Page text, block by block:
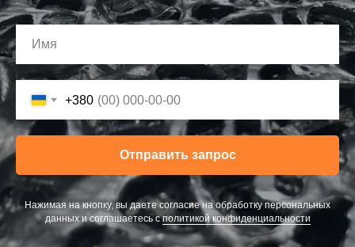
+380
Отправить запрос
Нажимая на кнопку, вы даете согласие на обработку персональных
данных и соглашаетесь cполитикой конфиденциальности